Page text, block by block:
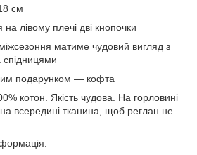
см
лівому плечі дві кнопочки
матиме чудовий вигляд з
подарунком — кофта
котон. Якість чудова. На горловині
всередині тканина, щоб реглан не